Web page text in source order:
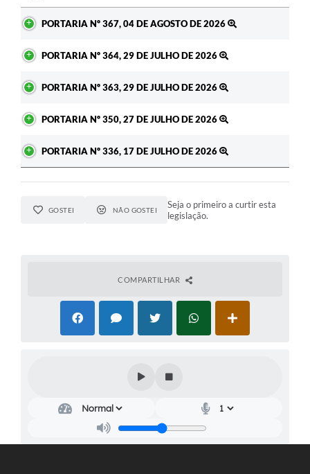
PORTARIA Nº 367, 04 DE AGOSTO DE 2026
PORTARIA Nº 364, 29 DE JULHO DE 2026
PORTARIA Nº 363, 29 DE JULHO DE 2026
PORTARIA Nº 350, 27 DE JULHO DE 2026
PORTARIA Nº 336, 17 DE JULHO DE 2026
GOSTEI NÃO GOSTEI
Seja o primeiro a curtir esta
legislação.
COMPARTILHAR